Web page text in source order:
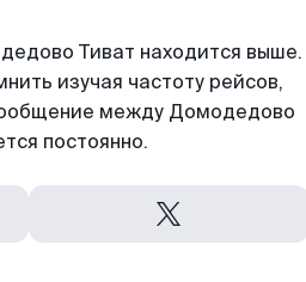
Тиват находится выше.
изучая частоту рейсов,
между Домодедово
постоянно.